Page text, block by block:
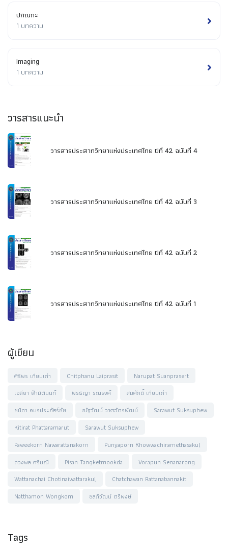
ปกิณกะ
1 บทความ
Imaging
1 บทความ
วารสารแนะนำ
วารสารประสาทวิทยาแห่งประเทศไทย ปีที่ 42 ฉบับที่ 4
วารสารประสาทวิทยาแห่งประเทศไทย ปีที่ 42 ฉบับที่ 3
วารสารประสาทวิทยาแห่งประเทศไทย ปีที่ 42 ฉบับที่ 2
วารสารประสาทวิทยาแห่งประเทศไทย ปีที่ 42 ฉบับที่ 1
ผู้เขียน
ศิริพร เทียมเก่า Chitphanu Laiprasit
Narupat Suanprasert
เอลียา ฟ้ามิตินนท์
พรธิญา รณรงค์
สมศักดิ์ เทียมเก่า
ชนิดา อมรประภัสร์ชัย
ณัฐวัฒน์ วาศฉัตรพัฒน์
Sarawut Suksuphew
Kitirat Phattaramarut
Sarawut Suksuphew
Paweekorn Nawarattanakorn
Punyaporn Khowwachiramethasakul
ดวงพล ศรีมณี
Pisan Tangketmookda
Vorapun Senanarong
Wattanachai Chotinaiwattarakul
Chatchawan Rattanabannakit
Natthamon Wongkom
ชลภิวัฒน์ ตรีพงษ์
Tags